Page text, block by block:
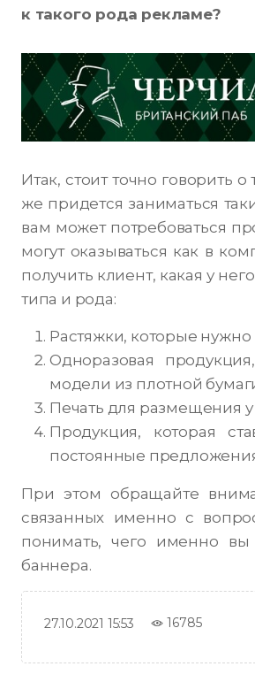
к такого рода рекламе?
Итак, стоит точно говорить
же придется заниматься
вам может потребоваться
могут оказываться как в
получить клиент, какая у
типа и рода:
Растяжки, которые
Одноразовая
модели из плотной
Печать для размещения у
Продукция, которая
постоянные
При этом обращайте
связанных именно с
понимать, чего именно вы
баннера.
27.10.2021 15:53 16785